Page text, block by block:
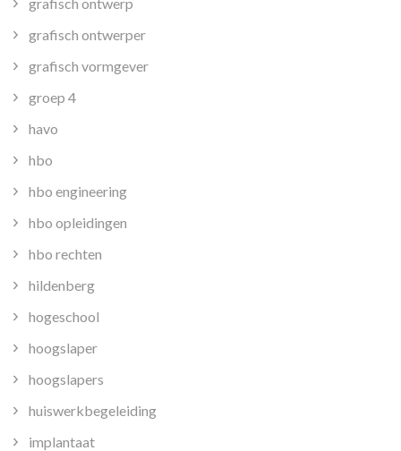
grafisch ontwerper
grafisch vormgever
groep 4
havo
hbo
hbo engineering
hbo opleidingen
hbo rechten
hildenberg
hogeschool
hoogslaper
hoogslapers
huiswerkbegeleiding
implantaat